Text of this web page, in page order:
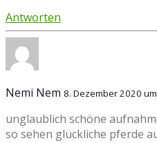
Antworten
Nemi Nem 8. Dezember 2020
unglaublich schöne
so sehen glückliche pferde